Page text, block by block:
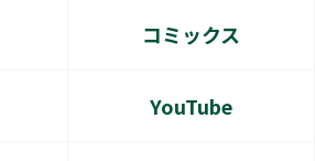
コミックス
YouTube